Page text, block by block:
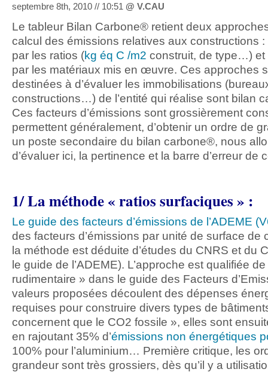
septembre 8th, 2010 // 10:51 @ V.CAU
Le tableur Bilan Carbone® retient deux
calcul des émissions relatives aux constructions :
par les ratios (kg éq C /m2 construit, de type…) et
par les matériaux mis en œuvre. Ces approches
destinées à d’évaluer les immobilisations
constructions…) de l’entité qui réalise sont bilan
Ces facteurs d’émissions sont grossièrement
permettent généralement, d’obtenir un ordre de
un poste secondaire du bilan carbone®, nous
d’évaluer ici, la pertinence et la barre d’erreur de
1/ La méthode « ratios surfaciques » :
Le guide des facteurs d’émissions de l’ADEME
des facteurs d’émissions par unité de surface de
la méthode est déduite d’études du CNRS et du
le guide de l’ADEME). L’approche est qualifiée
rudimentaire » dans le guide des Facteurs
valeurs proposées découlent des dépenses
requises pour construire divers types de
concernent que le CO2 fossile », elles sont
en rajoutant 35% d’émissions non énergétiques
100% pour l’aluminium… Première critique, les
grandeur sont très grossiers, dès qu’il y a